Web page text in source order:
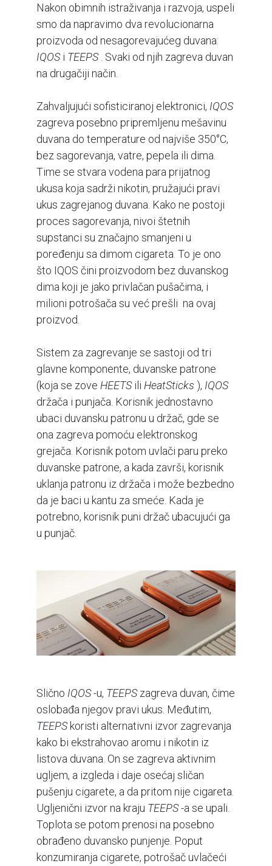
Nakon obimnih istraživanja i razvoja, uspeli
smo da napravimo dva revolucionarna
proizvoda od nesagorevajućeg duvana:
IQOSi TEEPS . Svaki od njih zagreva duvan
na drugačiji način.
Zahvaljujući sofisticiranoj elektronici, IQOS
zagreva posebno pripremljenu mešavinu
duvana do temperature od najviše 350°C,
bez sagorevanja, vatre, pepela ili dima.
Time se stvara vodena para prijatnog
ukusa koja sadrži nikotin, pružajući pravi
ukus zagrejanog duvana. Kako ne postoji
proces sagorevanja, nivoi štetnih
supstanci su značajno smanjeni u
poređenju sa dimom cigareta. To je ono
što IQOS čini proizvodom bez duvanskog
dima koji je jako privlačan pušačima, i
milioni potrošača su već prešli na ovaj
proizvod.
Sistem za zagrevanje se sastoji od tri
glavne komponente, duvanske patrone
(koja se zove HEETSili HeatSticks ), IQOS
držača i punjača. Korisnik jednostavno
ubaci duvansku patronu u držač, gde se
ona zagreva pomoću elektronskog
grejača. Korisnik potom uvlači paru preko
duvanske patrone, a kada završi, korisnik
uklanja patronu iz držača i može bezbedno
da je baci u kantu za smeće. Kada je
potrebno, korisnik puni držač ubacujući ga
u punjač.
Slično IQOS-u, TEEPSzagreva duvan, čime
oslobađa njegov pravi ukus. Međutim,
TEEPS koristi alternativni izvor zagrevanja
kako bi ekstrahovao aromu i nikotin iz
listova duvana. On se zagreva aktivnim
ugljem, a izgleda i daje osećaj sličan
pušenju cigarete, a da pritom nije cigareta.
Ugljenični izvor na kraju TEEPS-a se upali.
Toplota se potom prenosi na posebno
obrađeno duvansko punjenje. Poput
konzumiranja cigarete, potrošač uvlačeći